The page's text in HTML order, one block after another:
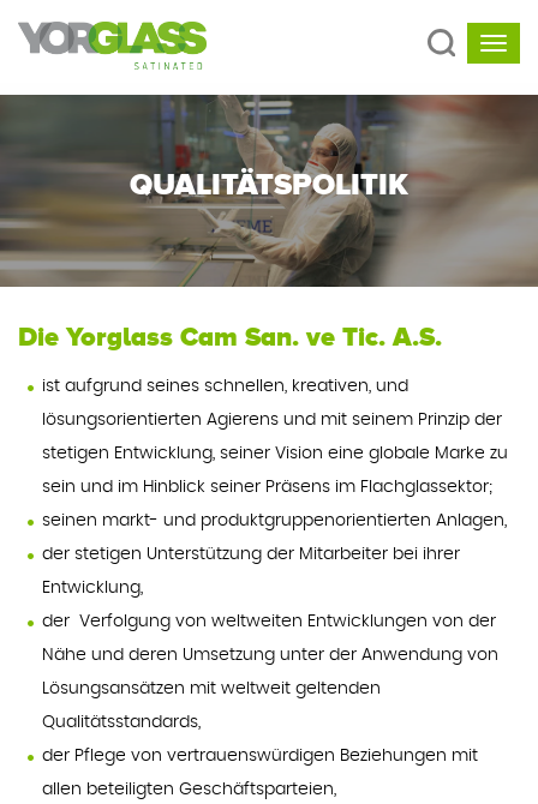
QUALITÄTSPOLITIK
Die Yorglass Cam San. ve Tic. A.S.
ist aufgrund seines schnellen, kreativen, und
lösungsorientierten Agierens und mit seinem Prinzip der
stetigen Entwicklung, seiner Vision eine globale Marke zu
sein und im Hinblick seiner Präsens im Flachglassektor;
seinen markt- und produktgruppenorientierten Anlagen,
der stetigen Unterstützung der Mitarbeiter bei ihrer
Entwicklung,
der Verfolgung von weltweiten Entwicklungen von der
Nähe und deren Umsetzung unter der Anwendung von
Lösungsansätzen mit weltweit geltenden
Qualitätsstandards,
der Pflege von vertrauenswürdigen Beziehungen mit
allen beteiligten Geschäftsparteien,